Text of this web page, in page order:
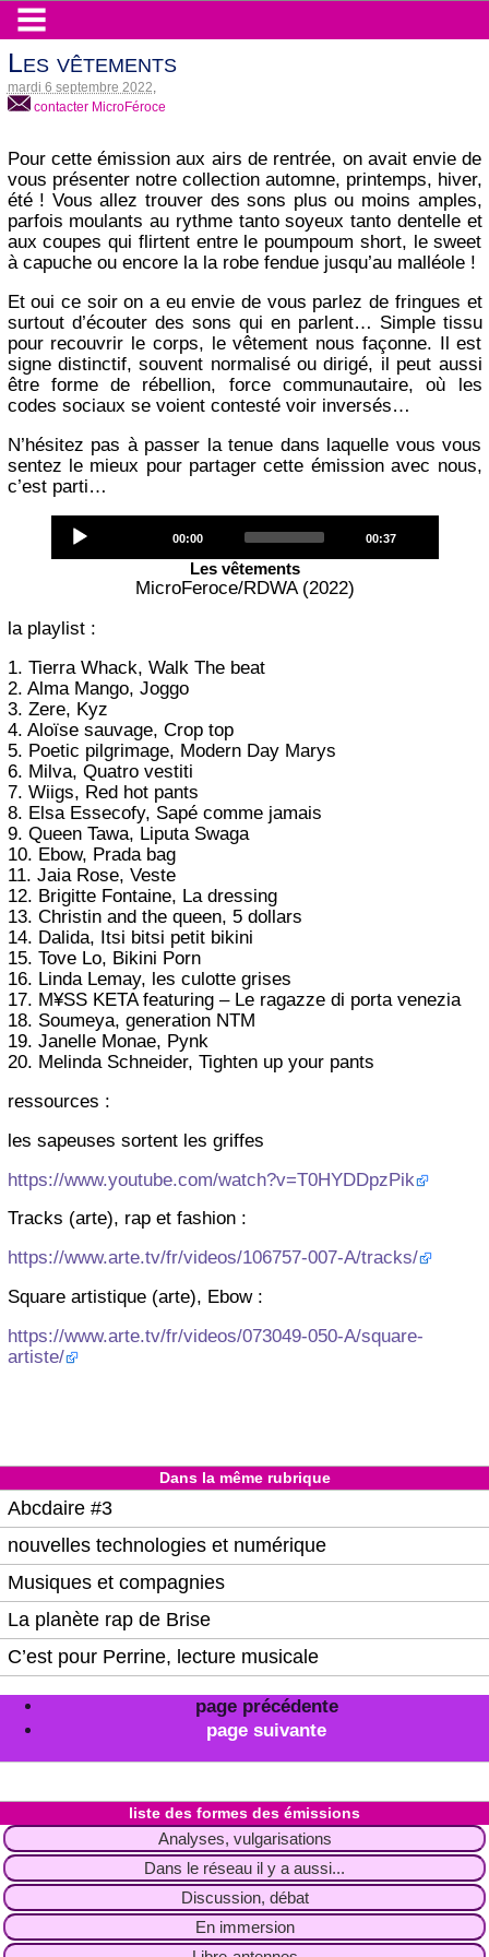
Les vêtements
mardi 6 septembre 2022
contacter MicroFéroce
Pour cette émission aux airs de rentrée, on avait envie de
vous présenter notre collection automne, printemps, hiver,
été ! Vous allez trouver des sons plus ou moins amples,
parfois moulants au rythme tanto soyeux tanto dentelle et
aux coupes qui flirtent entre le poumpoum short, le sweet
à capuche ou encore la la robe fendue jusqu’au malléole !
Et oui ce soir on a eu envie de vous parlez de fringues et
surtout d’écouter des sons qui en parlent… Simple tissu
pour recouvrir le corps, le vêtement nous façonne. Il est
signe distinctif, souvent normalisé ou dirigé, il peut aussi
être forme de rébellion, force communautaire, où les
codes sociaux se voient contesté voir inversés…
N’hésitez pas à passer la tenue dans laquelle vous vous
sentez le mieux pour partager cette émission avec nous,
c’est parti…
Player
Current
00:00
Total
00:37
Les vêtements
MicroFeroce/RDWA (2022)
la playlist :
1. Tierra Whack, Walk The beat
2. Alma Mango, Joggo
3. Zere, Kyz
4. Aloïse sauvage, Crop top
5. Poetic pilgrimage, Modern Day Marys
6. Milva, Quatro vestiti
7. Wiigs, Red hot pants
8. Elsa Essecofy, Sapé comme jamais
9. Queen Tawa, Liputa Swaga
10. Ebow, Prada bag
11. Jaia Rose, Veste
12. Brigitte Fontaine, La dressing
13. Christin and the queen, 5 dollars
14. Dalida, Itsi bitsi petit bikini
15. Tove Lo, Bikini Porn
16. Linda Lemay, les culotte grises
17. M¥SS KETA featuring – Le ragazze di porta venezia
18. Soumeya, generation NTM
19. Janelle Monae, Pynk
20. Melinda Schneider, Tighten up your pants
ressources :
les sapeuses sortent les griffes
https://www.youtube.com/watch?v=T0HYDDpzPik
Tracks (arte), rap et fashion :
https://www.arte.tv/fr/videos/106757-007-A/tracks/
Square artistique (arte), Ebow :
https://www.arte.tv/fr/videos/073049-050-A/square-
artiste/
Dans la même rubrique
Abcdaire #3
nouvelles technologies et numérique
Musiques et compagnies
La planète rap de Brise
C’est pour Perrine, lecture musicale
page précédente
page suivante
liste des formes des émissions
Analyses, vulgarisations
Dans le réseau il y a aussi...
Discussion, débat
En immersion